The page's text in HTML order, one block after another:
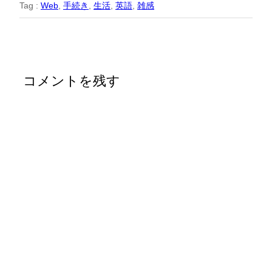
Tag : Web, 手続き , 生活, 英語, 雑感
コメントを残す